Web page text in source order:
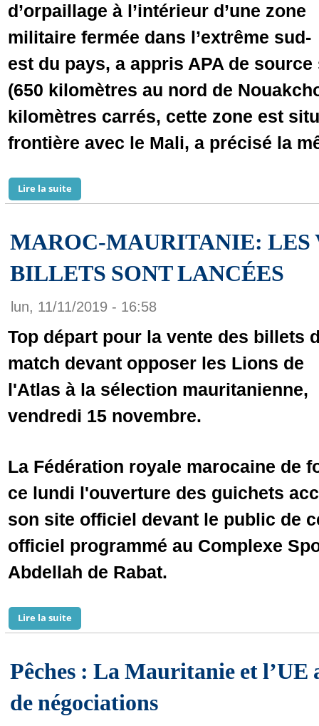
d’orpaillage à l’intérieur d’une zone
militaire fermée dans l’extrême sud-
est du pays, a appris APA de
(650 kilomètres au nord de
kilomètres carrés, cette zone est
frontière avec le Mali, a précisé la
Lire la suite
MAROC-MAURITANIE: LES
BILLETS SONT LANCÉES
lun, 11/11/2019 - 16:58
Top départ pour la vente des billets
match devant opposer les Lions de
l'Atlas à la sélection mauritanienne,
vendredi 15 novembre.
La Fédération royale marocaine de
ce lundi l'ouverture des guichets
son site officiel devant le public de
officiel programmé au Complexe
Abdellah de Rabat.
Lire la suite
Pêches : La Mauritanie et l’UE
de négociations